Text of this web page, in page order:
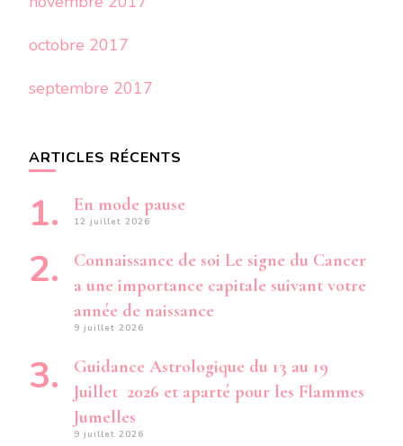
octobre 2017
septembre 2017
ARTICLES RÉCENTS
En mode pause
12 juillet 2026
Connaissance de soi Le signe du Cancer
a une importance capitale suivant votre
année de naissance
9 juillet 2026
Guidance Astrologique du 13 au 19
Juillet 2026 et aparté pour les Flammes
Jumelles
9 juillet 2026